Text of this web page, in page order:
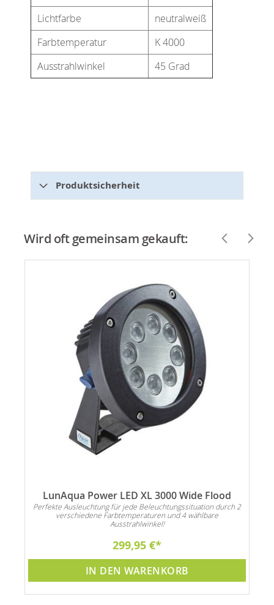
Lichtfarbe
neutralweiß
Farbtemperatur
K 4000
Ausstrahlwinkel
45 Grad
Produktsicherheit
Wird oft gemeinsam gekauft:
LunAqua Power LED XL 3000 Wide Flood
Perfekte Ausleuchtung für jede Beleuchtungssituation durch 2
verschiedene Farbtemperaturen und 4 wählbare
Ausstrahlwinkel!
299,95 €
IN DEN WARENKORB